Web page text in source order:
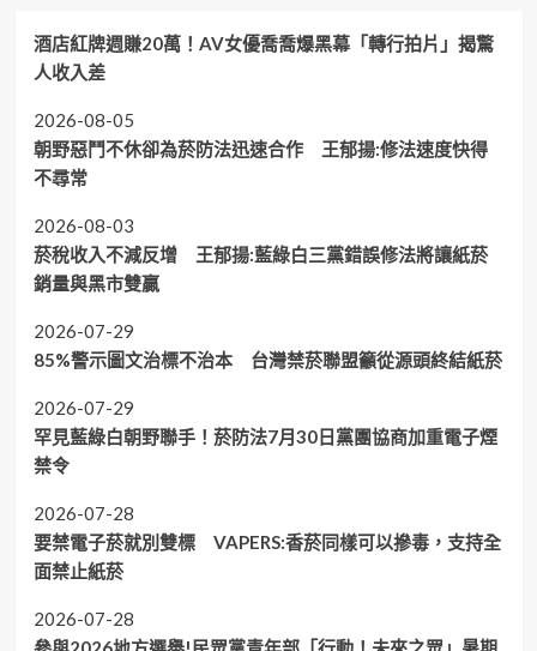
酒店紅牌週賺20萬！AV女優喬喬爆黑幕「轉行拍片」揭驚
人收入差
2026-08-05
朝野惡鬥不休卻為菸防法迅速合作 王郁揚:修法速度快得
不尋常
2026-08-03
菸稅收入不減反增 王郁揚:藍綠白三黨錯誤修法將讓紙菸
銷量與黑市雙贏
2026-07-29
85%警示圖文治標不治本 台灣禁菸聯盟籲從源頭終結紙菸
2026-07-29
罕見藍綠白朝野聯手！菸防法7月30日黨團協商加重電子煙
禁令
2026-07-28
要禁電子菸就別雙標 VAPERS:香菸同樣可以摻毒，支持全
面禁止紙菸
2026-07-28